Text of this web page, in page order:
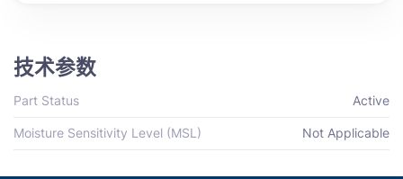
技术参数
Part Status Active
Moisture Sensitivity Level (MSL) Not Applicable